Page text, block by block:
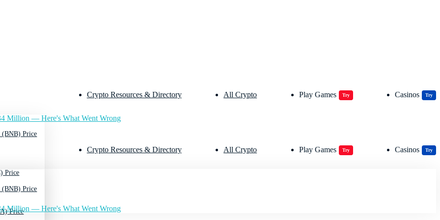
(BNB) Price
Price
Price
Crypto Resources & Directory All Crypto Play Games Try Casinos Try
Million — Here's What Went Wrong
(BNB) Price
Crypto Resources & Directory All Crypto Play Games Try Casinos Try
Million — Here's What Went Wrong